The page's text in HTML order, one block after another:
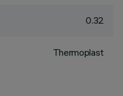
0.32
Thermoplast